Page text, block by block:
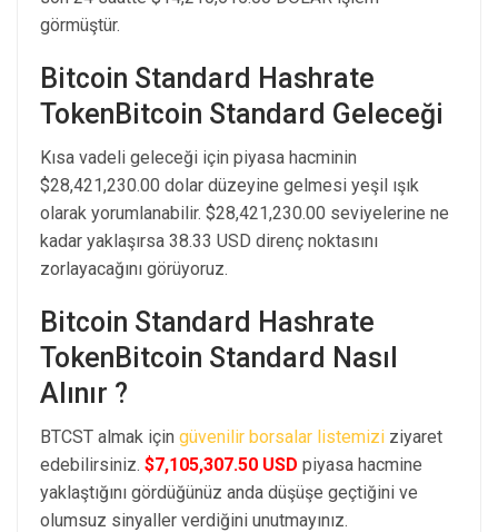
görmüştür.
Bitcoin Standard Hashrate
TokenBitcoin Standard Geleceği
Kısa vadeli geleceği için piyasa hacminin
$28,421,230.00 dolar düzeyine gelmesi yeşil ışık
olarak yorumlanabilir. $28,421,230.00 seviyelerine ne
kadar yaklaşırsa 38.33 USD direnç noktasını
zorlayacağını görüyoruz.
Bitcoin Standard Hashrate
TokenBitcoin Standard Nasıl
Alınır ?
BTCST almak için güvenilir borsalar listemizi ziyaret
edebilirsiniz. $7,105,307.50 USD piyasa hacmine
yaklaştığını gördüğünüz anda düşüşe geçtiğini ve
olumsuz sinyaller verdiğini unutmayınız.